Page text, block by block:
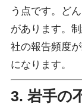
う点です。ど
があります。
社の報告頻度
になります。
3. 岩手の